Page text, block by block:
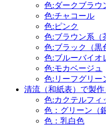
色:ダークブラウ
色:チャコール
色:ピンク
色:ブラウン系（
色:ブラック（黒
色:ブルーバイオ
色:モカベージュ
色:リーフグリー
清流（和紙表）で製
色:カクテルフィ
色：グリーン（
色：乳白色